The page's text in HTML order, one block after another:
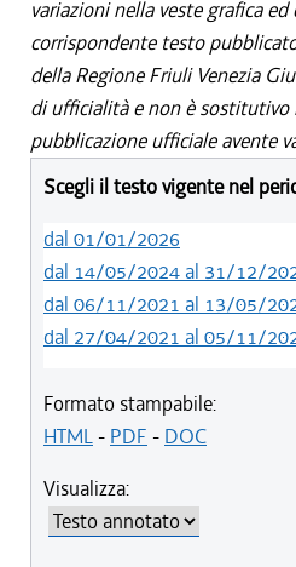
variazioni nella veste grafica
corrispondente testo
della Regione Friuli Venezia
di ufficialità e non è sostitutivo
pubblicazione ufficiale avente
Scegli il testo vigente nel
dal 01/01/2026
dal 14/05/2024 al 31/12/
dal 06/11/2021 al 13/05/
dal 27/04/2021 al 05/11/
Formato stampabile:
HTML- PDF - DOC
Visualizza: